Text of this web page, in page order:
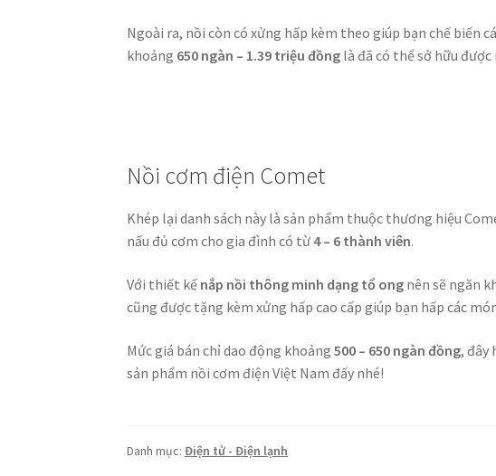
Ngoài ra, nồi còn có xửng hấp kèm theo giúp bạn chế biến
khoảng 650 ngàn – 1.39 triệu đồng là đã có thể sở hữu
Nồi cơm điện Comet
Khép lại danh sách này là sản phẩm thuộc thương hiệu
nấu đủ cơm cho gia đình có từ 4 – 6 thành viên.
Với thiết kế nắp nồi thông minh dạng tổ ong nên sẽ ngăn
cũng được tặng kèm xửng hấp cao cấp giúp bạn hấp các
Mức giá bán chỉ dao động khoảng500 – 650 ngàn đồng, đây
sản phẩm nồi cơm điện Việt Nam đấy nhé!
Danh mục:Điện tử - Điện lạnh